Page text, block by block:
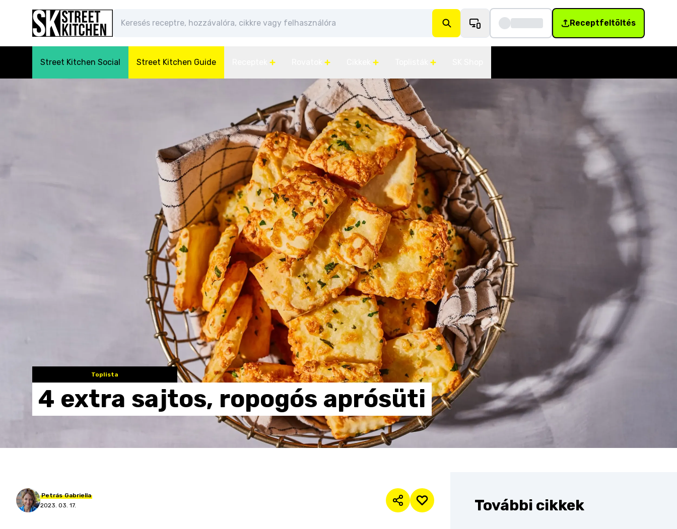
Receptfeltöltés
Street Kitchen Social Street Kitchen Guide
Toplista
4 extra sajtos, ropogós aprósüti
Petrás Gabriella
2023. 03. 17.
További cikkek